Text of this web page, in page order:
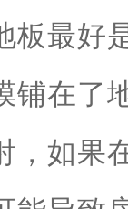
板最好
铺在了
，如果